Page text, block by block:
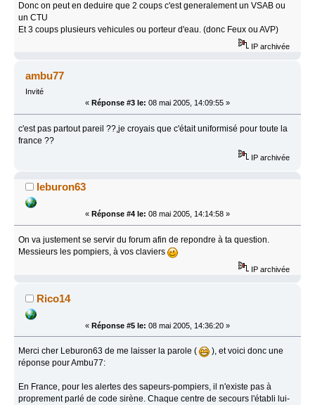
Donc on peut en deduire que 2 coups c'est generalement un VSAB ou
un CTU
Et 3 coups plusieurs vehicules ou porteur d'eau. (donc Feux ou AVP)
IP archivée
ambu77
Invité
« Réponse #3 le: 08 mai 2005, 14:09:55 »
c'est pas partout pareil ??,je croyais que c'était uniformisé pour toute la
france ??
IP archivée
leburon63
« Réponse #4 le: 08 mai 2005, 14:14:58 »
On va justement se servir du forum afin de repondre à ta question.
Messieurs les pompiers, à vos claviers
IP archivée
Rico14
« Réponse #5 le: 08 mai 2005, 14:36:20 »
Merci cher Leburon63 de me laisser la parole (
), et voici donc une
réponse pour Ambu77:
En France, pour les alertes des sapeurs-pompiers, il n'existe pas à
proprement parlé de code sirène. Chaque centre de secours l'établi lui-